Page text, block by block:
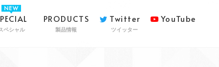
ペシャル
PRODUCTS
製品情報
Twitter
ツイッター
YouTube